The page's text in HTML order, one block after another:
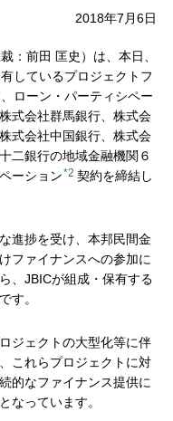
2018年7月6日
：前田 匡史）は、本日、
しているプロジェクトフ
ローン・パーティシペー
式会社群馬銀行、株式会
式会社中国銀行、株式会
二銀行の地域金融機関６
ーション*2 契約を締結し
進捗を受け、本邦民間金
ファイナンスへの参加に
、JBICが組成・保有する
す。
ジェクトの大型化等に伴
これらプロジェクトに対
的なファイナンス提供に
なっています。